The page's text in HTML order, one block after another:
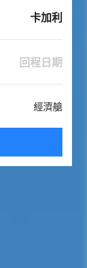
卡加利
回程日期
經濟艙